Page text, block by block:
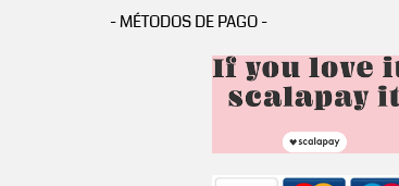
- MÉTODOS DE PAGO -